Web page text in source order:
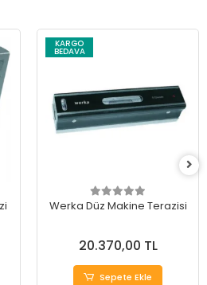
KARGO
BEDAVA
Werka Düz Makine Terazisi
20.370,00 TL
Sepete Ekle